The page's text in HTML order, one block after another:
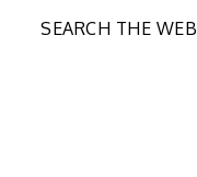
SEARCH THE WEB